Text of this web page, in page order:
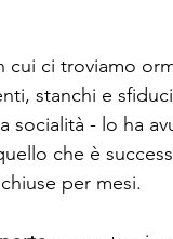
cui ci troviamo
stanchi e
socialità - lo ha
che è
per mesi.